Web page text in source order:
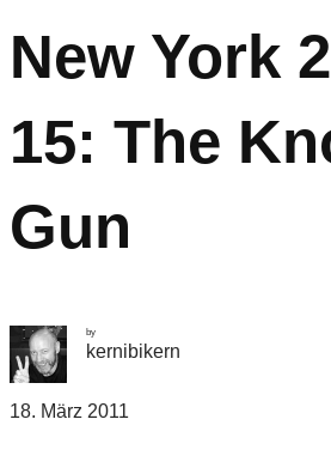
New York
15: The
Gun
by
kernibikern
18. März 2011